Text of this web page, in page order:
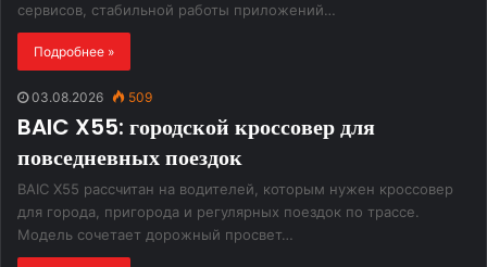
сервисов, стабильной работы приложений…
Подробнее »
03.08.2026 509
BAIC X55: городской кроссовер для
повседневных поездок
BAIC X55 рассчитан на водителей, которым нужен кроссовер
для города, пригорода и регулярных поездок по трассе.
Модель сочетает дорожный просвет…